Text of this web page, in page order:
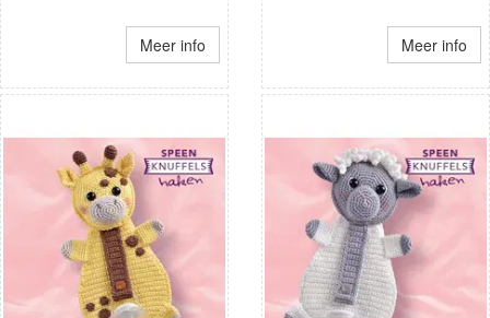
Meer info Meer info